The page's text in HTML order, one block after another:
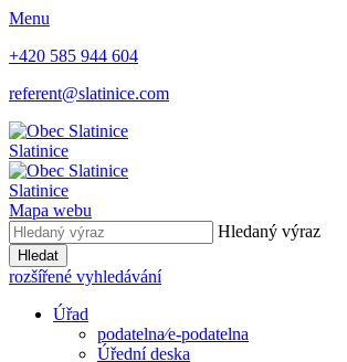
Menu
+420 585 944 604
referent@slatinice.com
Slatinice
Slatinice
Mapa webu
Hledaný výraz
Hledat
rozšířené vyhledávání
Úřad
podatelna⁄e-podatelna
Úřední deska